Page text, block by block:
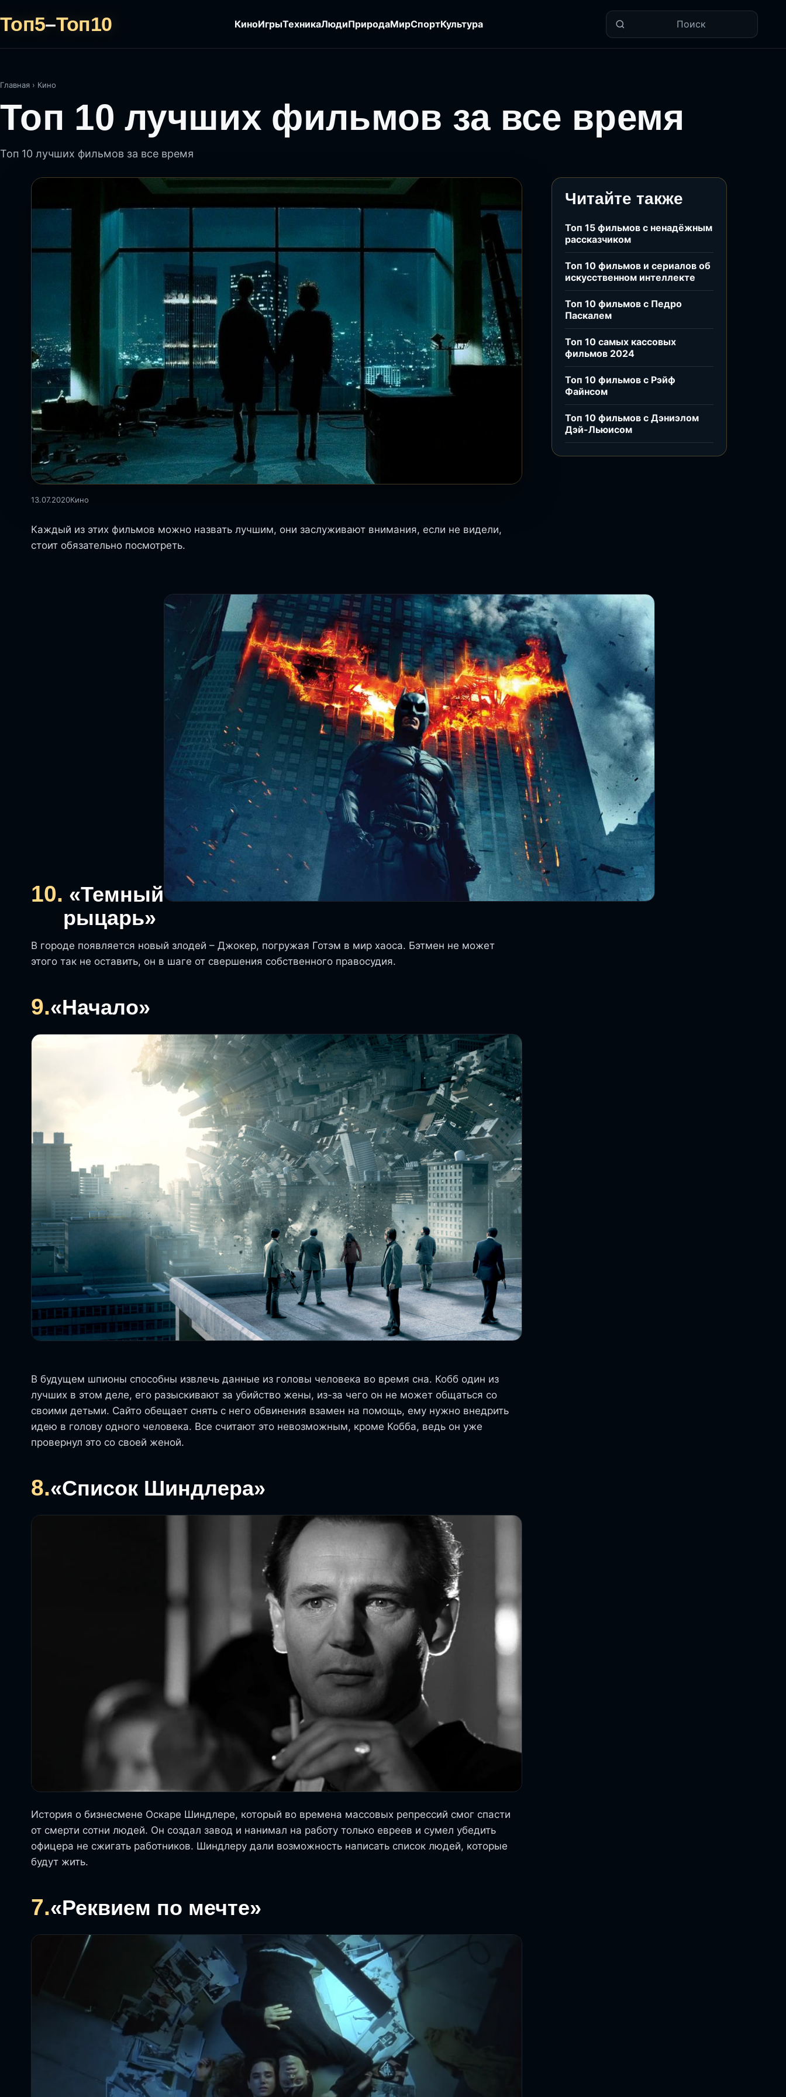
Топ5–Топ10 КиноИгрыТехникаЛюдиПриродаМирСпортКультура Поиск
Главная › Кино
Топ 10 лучших фильмов за все время
Топ 10 лучших фильмов за все время
13.07.2020Кино
Каждый из этих фильмов можно назвать лучшим, они заслуживают внимания, если не видели,
стоит обязательно посмотреть.
10. «Темный
рыцарь»
В городе появляется новый злодей – Джокер, погружая Готэм в мир хаоса. Бэтмен не может
этого так не оставить, он в шаге от свершения собственного правосудия.
9.«Начало»
В будущем шпионы способны извлечь данные из головы человека во время сна. Кобб один из
лучших в этом деле, его разыскивают за убийство жены, из-за чего он не может общаться со
своими детьми. Сайто обещает снять с него обвинения взамен на помощь, ему нужно внедрить
идею в голову одного человека. Все считают это невозможным, кроме Кобба, ведь он уже
провернул это со своей женой.
8.«Список Шиндлера»
История о бизнесмене Оскаре Шиндлере, который во времена массовых репрессий смог спасти
от смерти сотни людей. Он создал завод и нанимал на работу только евреев и сумел убедить
офицера не сжигать работников. Шиндлеру дали возможность написать список людей, которые
будут жить.
7.«Реквием по мечте»
Читайте также
Топ 15 фильмов с ненадёжным
рассказчиком
Топ 10 фильмов и сериалов об
искусственном интеллекте
Топ 10 фильмов с Педро
Паскалем
Топ 10 самых кассовых
фильмов 2024
Топ 10 фильмов с Рэйф
Файнсом
Топ 10 фильмов с Дэниэлом
Дэй-Льюисом